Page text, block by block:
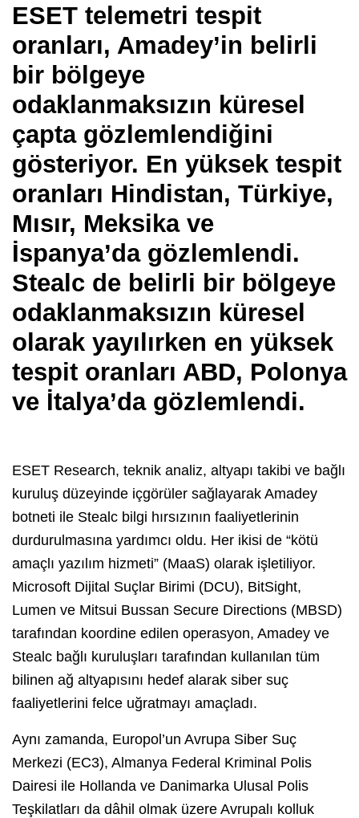
ESET telemetri tespit
oranları, Amadey’in belirli
bir bölgeye
odaklanmaksızın küresel
çapta gözlemlendiğini
gösteriyor. En yüksek tespit
oranları Hindistan, Türkiye,
Mısır, Meksika ve
İspanya’da gözlemlendi.
Stealc de belirli bir bölgeye
odaklanmaksızın küresel
olarak yayılırken en yüksek
tespit oranları ABD, Polonya
ve İtalya’da gözlemlendi.
ESET Research, teknik analiz, altyapı takibi ve bağlı
kuruluş düzeyinde içgörüler sağlayarak Amadey
botneti ile Stealc bilgi hırsızının faaliyetlerinin
durdurulmasına yardımcı oldu. Her ikisi de “kötü
amaçlı yazılım hizmeti” (MaaS) olarak işletiliyor.
Microsoft Dijital Suçlar Birimi (DCU), BitSight,
Lumen ve Mitsui Bussan Secure Directions (MBSD)
tarafından koordine edilen operasyon, Amadey ve
Stealc bağlı kuruluşları tarafından kullanılan tüm
bilinen ağ altyapısını hedef alarak siber suç
faaliyetlerini felce uğratmayı amaçladı.
Aynı zamanda, Europol’un Avrupa Siber Suç
Merkezi (EC3), Almanya Federal Kriminal Polis
Dairesi ile Hollanda ve Danimarka Ulusal Polis
Teşkilatları da dâhil olmak üzere Avrupalı kolluk